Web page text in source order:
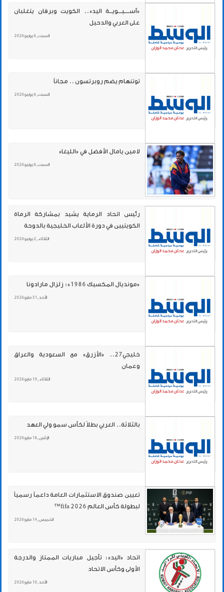
«آســـــيــــويـــة اليد».. الكويت وبرقان يتغلبان
على العربي والدحيل
السبت , 6 يونيو 2026
توتنهام يضم روبرتسون .. مجاناً
السبت , 6 يونيو 2026
لامين يامال الأفضل في «الليغا»
السبت , 6 يونيو 2026
رئيس اتحاد الرماية يشيد بمشاركة الرماة
الكويتيين في دورة الألعاب الخليجية بالدوحة
الثلاثاء , 2 يونيو 2026
«مونديال المكسيك 1986»: زلزال مارادونا
الأحد , 31 مايو 2026
خليجي27.. «الأزرق» مع السعودية والعراق
وعمان
الثلاثاء , 19 مايو 2026
بالثلاثة.. العربي بطلاً لكأس سمو ولي العهد
الإثنين , 18 مايو 2026
تعيين صندوق الاستثمارات العامة داعماً رسمياً
لبطولة كأس العالم fifa 2026™
الخميس , 14 مايو 2026
اتحاد «اليد»: تأجيل مباريات الممتاز والدرجة
الأولى وكأس الاتحاد
الأحد , 10 مايو 2026